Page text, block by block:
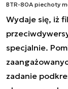
BTR-80A piechoty
Wydaje się, iż
specjalnie.
zadanie